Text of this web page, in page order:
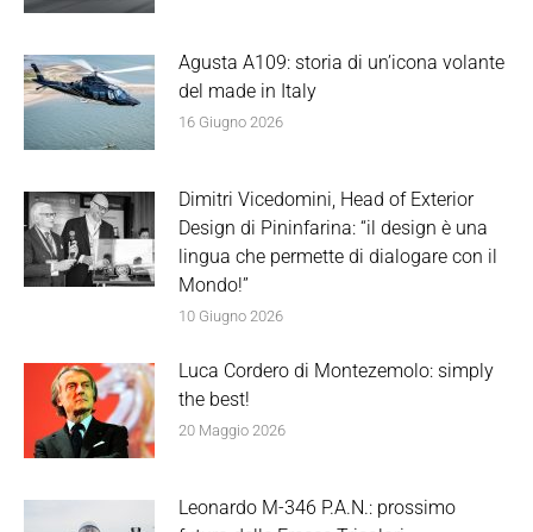
Agusta A109: storia di un’icona volante
del made in Italy
16 Giugno 2026
Dimitri Vicedomini, Head of Exterior
Design di Pininfarina: “il design è una
lingua che permette di dialogare con il
Mondo!”
10 Giugno 2026
Luca Cordero di Montezemolo: simply
the best!
20 Maggio 2026
Leonardo M-346 P.A.N.: prossimo